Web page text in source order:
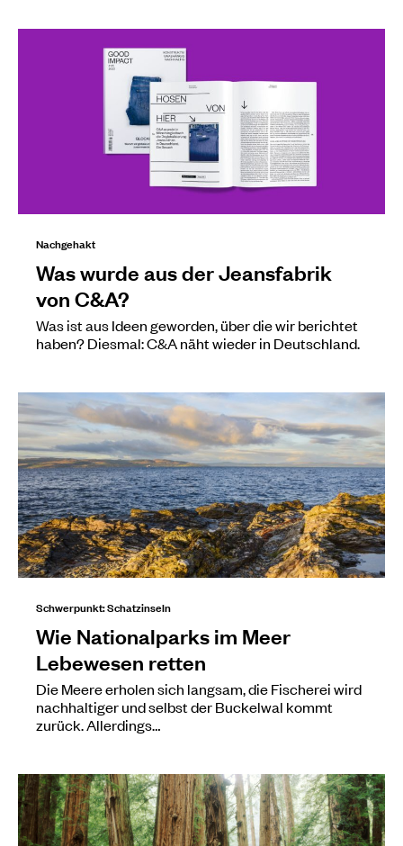
Nachgehakt
Was wurde aus der Jeansfabrik
von C&A?
Was ist aus Ideen geworden, über die wir berichtet
haben? Diesmal: C&A näht wieder in Deutschland.
Schwerpunkt: Schatzinseln
Wie Nationalparks im Meer
Lebewesen retten
Die Meere erholen sich langsam, die Fischerei wird
nachhaltiger und selbst der Buckelwal kommt
zurück. Allerdings…